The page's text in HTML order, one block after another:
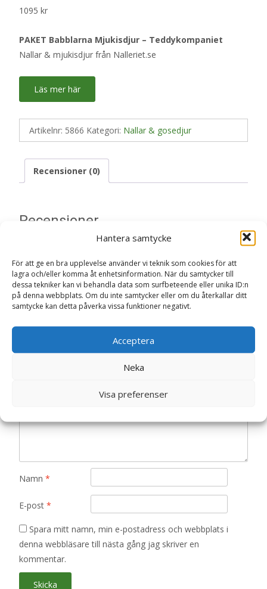
Hantera samtycke
För att ge en bra upplevelse använder vi teknik som cookies för att
lagra och/eller komma åt enhetsinformation. När du samtycker till
dessa tekniker kan vi behandla data som surfbeteende eller unika ID:n
på denna webbplats. Om du inte samtycker eller om du återkallar ditt
samtycke kan detta påverka vissa funktioner negativt.
Acceptera
Neka
Visa preferenser
1095 kr
PAKET Babblarna Mjukisdjur – Teddykompaniet
Nallar & mjukisdjur från Nalleriet.se
Läs mer här
Artikelnr: 5866 Kategori: Nallar & gosedjur
Recensioner (0)
Recensioner
Bli först med att recensera ”PAKET
Babblarna Mjukisdjur – Teddykompaniet
Nallar & Gosedjur”
Din e-postadress kommer inte publiceras. Obligatoriska fält
Namn *
E-post *
Spara mitt namn, min e-postadress och webbplats i
denna webbläsare till nästa gång jag skriver en
kommentar.